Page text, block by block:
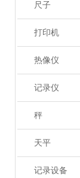
尺子
打印机
热像仪
记录仪
秤
天平
记录设备